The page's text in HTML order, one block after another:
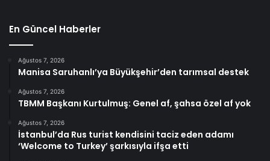
En Güncel Haberler
Ağustos 7, 2026
Manisa Saruhanlı’ya Büyükşehir’den tarımsal destek
Ağustos 7, 2026
TBMM Başkanı Kurtulmuş: Genel af, şahsa özel af yok
Ağustos 7, 2026
İstanbul’da Rus turist kendisini taciz eden adamı
‘Welcome to Turkey’ şarkısıyla ifşa etti